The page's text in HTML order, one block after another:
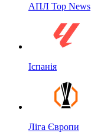
АПЛ Top News
Іспанія
Ліга Європи